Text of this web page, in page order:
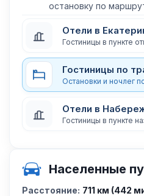
остановку по
Отели в
Гостиницы в пункте
Гостиницы по
Остановки и ночлег
Отели в
Гостиницы в пункте
Населенные
Расстояние: 711 км (442